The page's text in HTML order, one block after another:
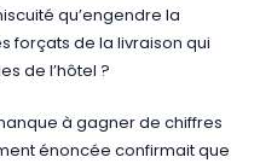
qu’engendre la
forçats de la livraison qui
de l’hôtel ?
à gagner de chiffres
énoncée confirmait que